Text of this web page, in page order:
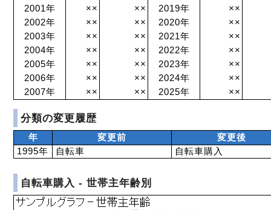
2001年
×× ×× 2019年
××
2002年
×× ×× 2020年
××
2003年
×× ×× 2021年
××
2004年
×× ×× 2022年
××
2005年
×× ×× 2023年
××
2006年
×× ×× 2024年
××
2007年
×× ×× 2025年 ××
分類の変更履歴
年 変更前
変更後
1995年
自転車 自転車購入
自転車購入 - 世帯主年齢別